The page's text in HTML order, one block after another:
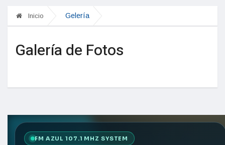
Inicio Gelería
Galería de Fotos